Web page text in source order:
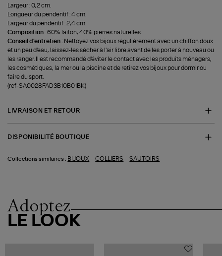
Largeur : 0,2 cm.
Longueur du pendentif : 4 cm.
Largeur du pendentif : 2,4 cm.
Composition :60% laiton, 40% pierres naturelles.
Conseil d'entretien : Nettoyez vos bijoux régulièrement avec un chiffon doux
et un peu d'eau, laissez-les sécher à l'air libre avant de les porter à nouveau ou
les ranger. Il est recommandé d'éviter le contact avec les produits ménagers,
les cosmétiques, la mer ou la piscine et de retirez vos bijoux pour dormir ou
faire du sport.
(ref-SA0028FAD3B10B01BK)
LIVRAISON ET RETOUR
DISPONIBILITÉ BOUTIQUE
Collections similaires : BIJOUX -COLLIERS -SAUTOIRS
Adoptez
LE LOOK